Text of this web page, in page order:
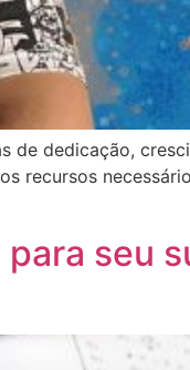
de dedicação,
recursos
seu